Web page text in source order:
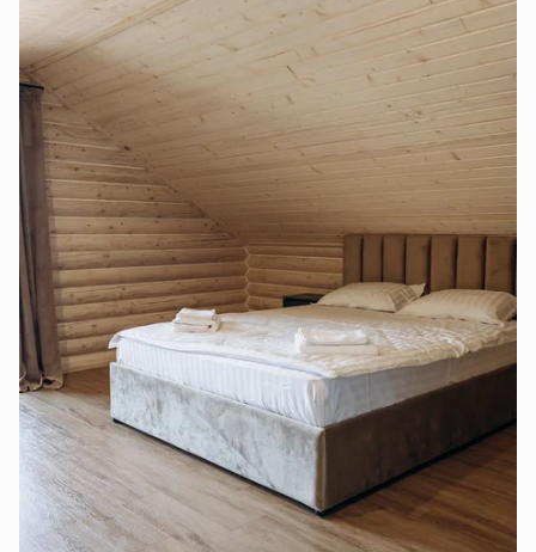
- 2 окремі кімнати з двоспальним ліжком на другому
поверсі;
-диван на другому поверсі
- великий хол з панорамним вікном та диваном
- простора тераса перед будинком;
У будинку наявне усе необхідне для комфортного
відпочинку.
Також у вартість включено:
- басейн із шезлонгами та парасолями;
- гойдалка;
- мангальна зона
• Шале Smart (4-5 чоловік)
Кухня студія на першому поверсі з з розкладним